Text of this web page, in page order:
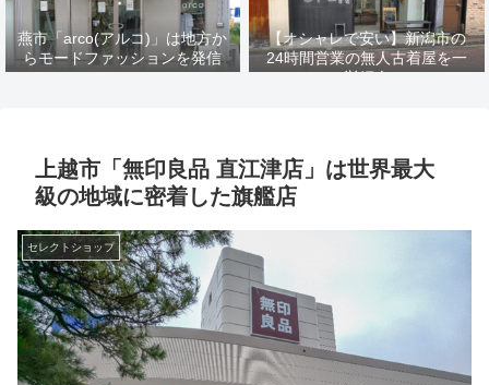
燕市「arco(アルコ)」は地方か
らモードファッションを発信
【オシャレで安い】新潟市の
24時間営業の無人古着屋を一
挙紹介
上越市「無印良品 直江津店」は世界最大
級の地域に密着した旗艦店
セレクトショップ